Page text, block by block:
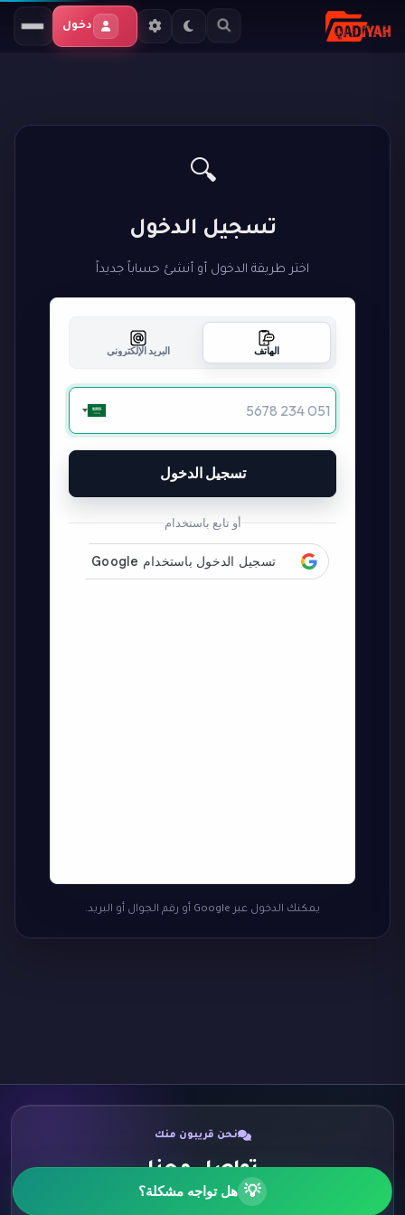
دخول
🔍
تسجيل الدخول
اختر طريقة الدخول أو أنشئ حساباً جديداً
الهاتف البريد الإلكتروني
تسجيل الدخول
أو تابع باستخدام
يمكنك الدخول عبر Google أو رقم الجوال أو البريد.
نحن قريبون منك
تواصل معنا
اختر الطريقة الأنسب لك وسنكون سعداء برسالتك.
💡 هل تواجه مشكلة؟